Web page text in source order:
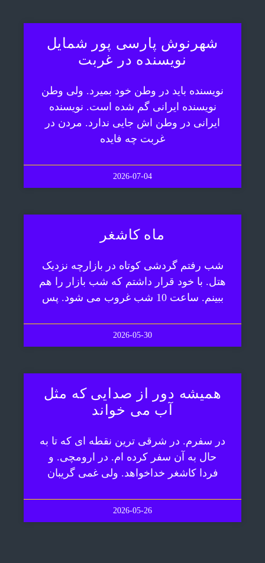
شهرنوش پارسی پور شمایل
نویسنده در غربت
نویسنده باید در وطن خود بمیرد. ولی وطن
نویسنده ایرانی گم شده است. نویسنده
ایرانی در وطن اش جایی ندارد. مردن در
غربت چه فایده
2026-07-04
ماه کاشغر
شب رفتم گردشی کوتاه در بازارچه نزدیک
هتل. با خود قرار داشتم که شب بازار را هم
ببینم. ساعت 10 شب غروب می شود. پس
2026-05-30
همیشه دور از صدایی که مثل
آب می خواند
در سفرم. در شرقی ترین نقطه ای که تا به
حال به آن سفر کرده ام. در ارومچی. و
فردا کاشغر خداخواهد. ولی غمی گریبان
2026-05-26